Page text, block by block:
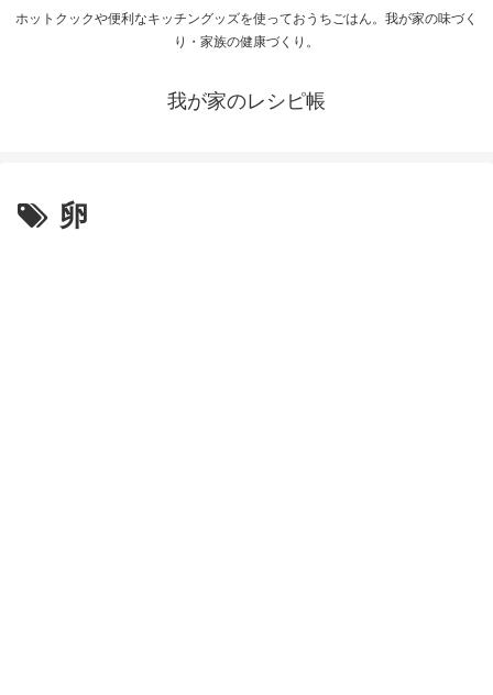
ホットクックや便利なキッチングッズを使っておうちごはん。我が家の味づく
り・家族の健康づくり。
我が家のレシピ帳
卵